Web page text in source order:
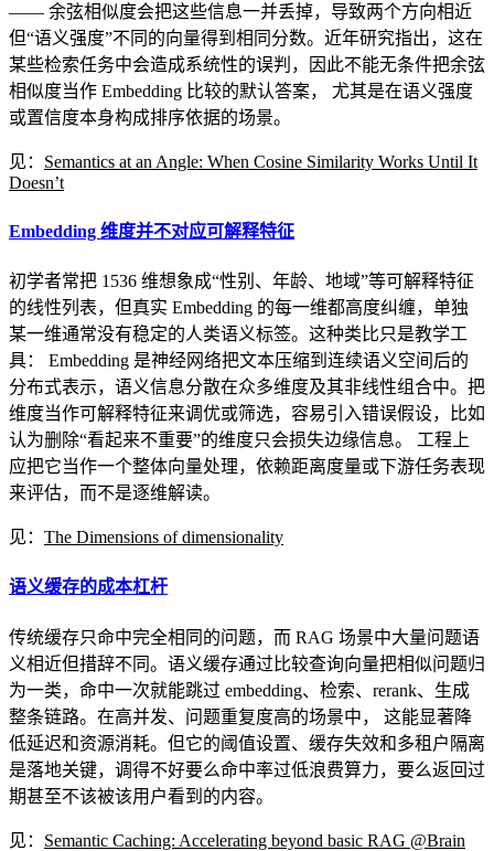
—— 余弦相似度会把这些信息一并丢掉，导致两个方向相近
但“语义强度”不同的向量得到相同分数。近年研究指出，这在
某些检索任务中会造成系统性的误判，因此不能无条件把余弦
相似度当作 Embedding 比较的默认答案， 尤其是在语义强度
或置信度本身构成排序依据的场景。
见： Semantics at an Angle: When Cosine Similarity Works Until It
Doesn’t
Embedding 维度并不对应可解释特征
初学者常把 1536 维想象成“性别、年龄、地域”等可解释特征
的线性列表，但真实 Embedding 的每一维都高度纠缠，单独
某一维通常没有稳定的人类语义标签。这种类比只是教学工
具： Embedding 是神经网络把文本压缩到连续语义空间后的
分布式表示，语义信息分散在众多维度及其非线性组合中。把
维度当作可解释特征来调优或筛选，容易引入错误假设，比如
认为删除“看起来不重要”的维度只会损失边缘信息。 工程上
应把它当作一个整体向量处理，依赖距离度量或下游任务表现
来评估，而不是逐维解读。
见： The Dimensions of dimensionality
语义缓存的成本杠杆
传统缓存只命中完全相同的问题，而 RAG 场景中大量问题语
义相近但措辞不同。语义缓存通过比较查询向量把相似问题归
为一类，命中一次就能跳过 embedding、检索、rerank、生成
整条链路。在高并发、问题重复度高的场景中， 这能显著降
低延迟和资源消耗。但它的阈值设置、缓存失效和多租户隔离
是落地关键，调得不好要么命中率过低浪费算力，要么返回过
期甚至不该被该用户看到的内容。
见： Semantic Caching: Accelerating beyond basic RAG @Brain